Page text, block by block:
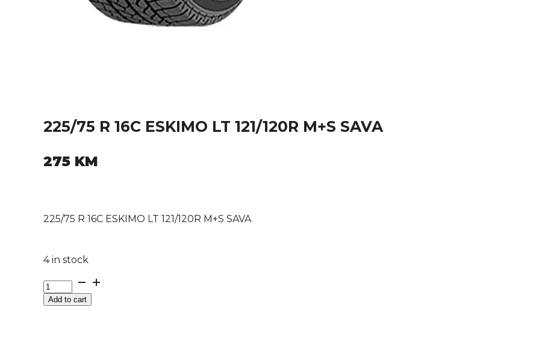
225/75 R 16C ESKIMO LT 121/120R M+S SAVA
275 KM
225/75 R 16C ESKIMO LT 121/120R M+S SAVA
4 in stock
225/75
R
16C
Add to cart